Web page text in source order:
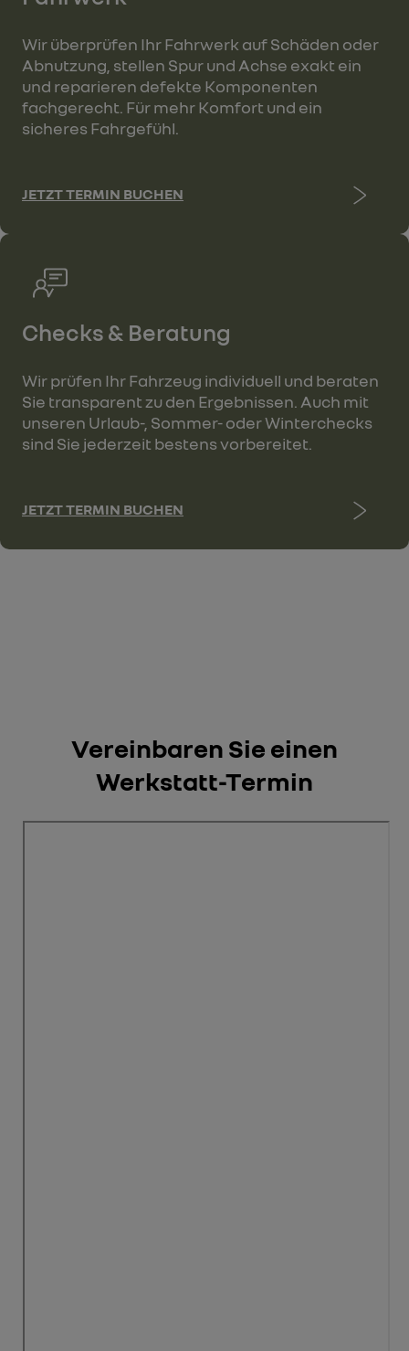
Wir überprüfen Ihr Fahrwerk auf Schäden oder
Abnutzung, stellen Spur und Achse exakt ein
und reparieren defekte Komponenten
fachgerecht. Für mehr Komfort und ein
sicheres Fahrgefühl.
JETZT TERMIN BUCHEN
Checks & Beratung
Wir prüfen Ihr Fahrzeug individuell und beraten
Sie transparent zu den Ergebnissen. Auch mit
unseren Urlaub-, Sommer- oder Winterchecks
sind Sie jederzeit bestens vorbereitet.
JETZT TERMIN BUCHEN
Vereinbaren Sie einen
Werkstatt-Termin